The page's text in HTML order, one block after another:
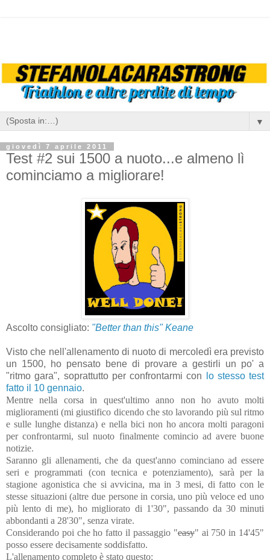
▼
giovedì 7 aprile 2011
Test #2 sui 1500 a nuoto...e almeno lì
cominciamo a migliorare!
Ascolto consigliato: "Better than this" Keane
Visto che nell'allenamento di nuoto di mercoledì era previsto
un 1500, ho pensato bene di provare a gestirli un po' a
"ritmo gara", soprattutto per confrontarmi con
lo stesso test
fatto il 10 gennaio.
Mentre nella corsa in quest'ultimo anno non ho avuto molti
miglioramenti (mi giustifico dicendo che sto lavorando più sul ritmo
e sulle lunghe distanza) e nella bici non ho ancora molti paragoni
per confrontarmi, sul nuoto finalmente comincio ad avere buone
notizie.
Saranno gli allenamenti, che da quest'anno cominciano ad essere
seri e programmati (con tecnica e potenziamento), sarà per la
stagione agonistica che si avvicina, ma in 3 mesi, di fatto con le
stesse situazioni (altre due persone in corsia, uno più veloce ed uno
più lento di me), ho migliorato di 1'30", passando da 30 minuti
abbondanti a 28'30", senza virate.
Considerando poi che ho fatto il passaggio "easy" ai 750 in 14'45"
posso essere decisamente soddisfatto.
L'allenamento completo è stato questo: